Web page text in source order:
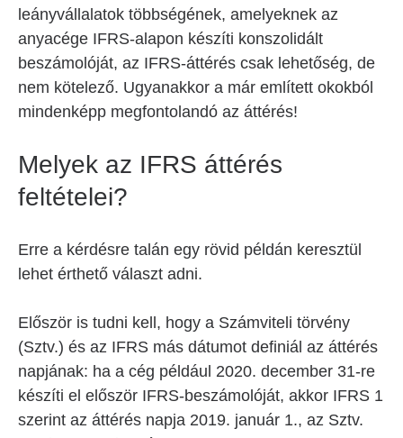
leányvállalatok többségének, amelyeknek az
anyacége IFRS-alapon készíti konszolidált
beszámolóját, az IFRS-áttérés csak lehetőség, de
nem kötelező. Ugyanakkor a már említett okokból
mindenképp megfontolandó az áttérés!
Melyek az IFRS áttérés
feltételei?
Erre a kérdésre talán egy rövid példán keresztül
lehet érthető választ adni.
Először is tudni kell, hogy a Számviteli törvény
(Sztv.) és az IFRS más dátumot definiál az áttérés
napjának: ha a cég például 2020. december 31-re
készíti el először IFRS-beszámolóját, akkor IFRS 1
szerint az áttérés napja 2019. január 1., az Sztv.